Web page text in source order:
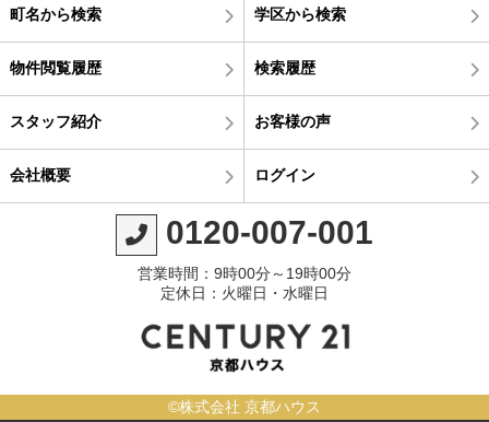
町名から検索 学区から検索
物件閲覧履歴 検索履歴
スタッフ紹介 お客様の声
会社概要 ログイン
0120-007-001
営業時間：9時00分～19時00分
定休日：火曜日・水曜日
©株式会社 京都ハウス